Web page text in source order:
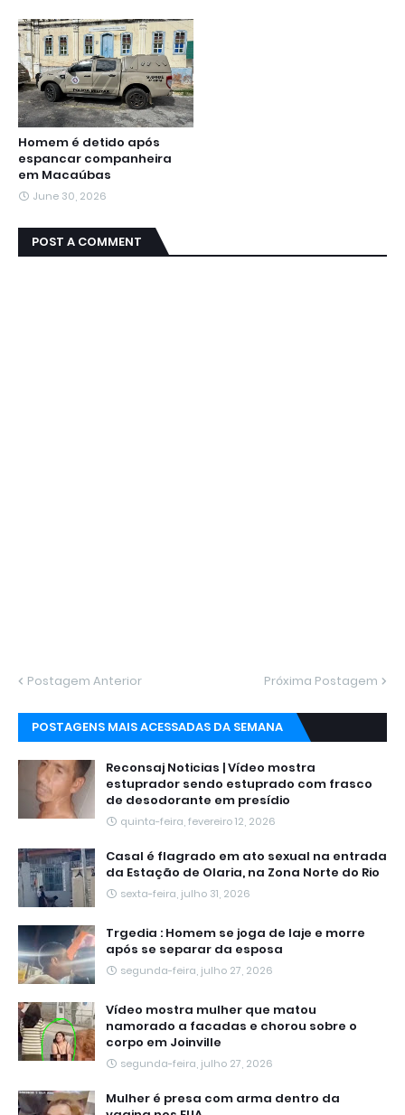
Homem é detido após
espancar companheira
em Macaúbas
June 30, 2026
POST A COMMENT
Postagem Anterior Próxima Postagem
POSTAGENS MAIS ACESSADAS DA SEMANA
Reconsaj Noticias | Vídeo mostra
estuprador sendo estuprado com frasco
de desodorante em presídio
quinta-feira, fevereiro 12, 2026
Casal é flagrado em ato sexual na entrada
da Estação de Olaria, na Zona Norte do Rio
sexta-feira, julho 31, 2026
Trgedia : Homem se joga de laje e morre
após se separar da esposa
segunda-feira, julho 27, 2026
Vídeo mostra mulher que matou
namorado a facadas e chorou sobre o
corpo em Joinville
segunda-feira, julho 27, 2026
Mulher é presa com arma dentro da